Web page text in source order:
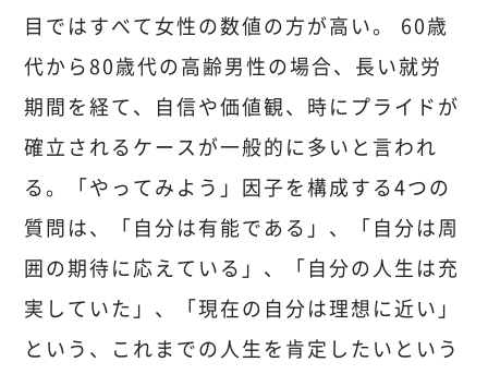
目ではすべて女性の数値の方が高い。 60歳
代から80歳代の高齢男性の場合、長い就労
期間を経て、自信や価値観、時にプライドが
確立されるケースが一般的に多いと言われ
る。「やってみよう」因子を構成する4つの
質問は、「自分は有能である」、「自分は周
囲の期待に応えている」、「自分の人生は充
実していた」、「現在の自分は理想に近い」
という、これまでの人生を肯定したいという